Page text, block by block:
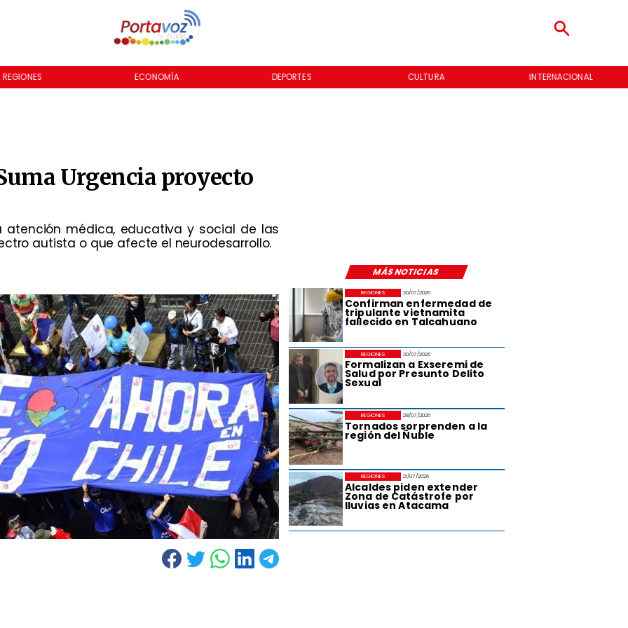
REGIONES ECONOMÍA DEPORTES CULTURA INTERNACIONAL
Urgencia proyecto
atención médica, educativa y social de las
autista o que afecte el neurodesarrollo.
MÁS NOTICIAS
30/07/2026
Confirman enfermedad de
tripulante vietnamita
fallecido en Talcahuano
REGIONES
30/07/2026
Formalizan a Exseremi de
Salud por Presunto Delito
Sexual
REGIONES
28/07/2026
Tornados sorprenden a la
región del Ñuble
REGIONES
21/07/2026
Alcaldes piden extender
Zona de Catástrofe por
lluvias en Atacama
REGIONES